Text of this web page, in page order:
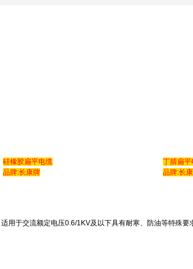
硅橡胶扁平电缆
品牌:长康牌
丁腈扁平
品牌:长
用于交流额定电压0.6/1KV及以下具有耐寒、防油等特殊